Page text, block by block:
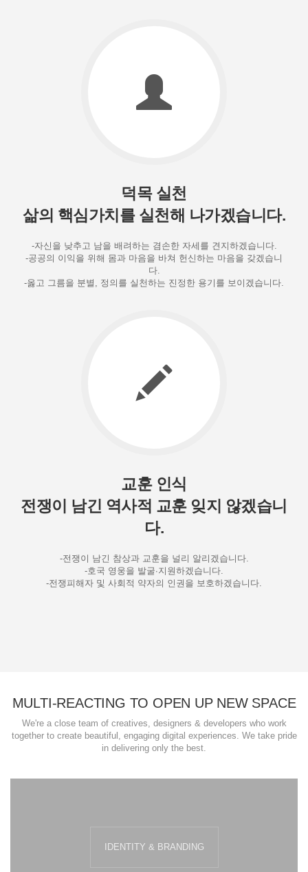
덕목 실천
삶의 핵심가치를 실천해 나가겠습니다.
-자신을 낮추고 남을 배려하는 겸손한 자세를 견지하겠습니다.
-공공의 이익을 위해 몸과 마음을 바쳐 헌신하는 마음을 갖겠습니
다.
-옳고 그름을 분별, 정의를 실천하는 진정한 용기를 보이겠습니다.
교훈 인식
전쟁이 남긴 역사적 교훈 잊지 않겠습니
다.
-전쟁이 남긴 참상과 교훈을 널리 알리겠습니다.
-호국 영웅을 발굴∙지원하겠습니다.
-전쟁피해자 및 사회적 약자의 인권을 보호하겠습니다.
MULTI-REACTING TO OPEN UP NEW SPACE
We're a close team of creatives, designers & developers who work
together to create beautiful, engaging digital experiences. We take pride
in delivering only the best.
IDENTITY & BRANDING